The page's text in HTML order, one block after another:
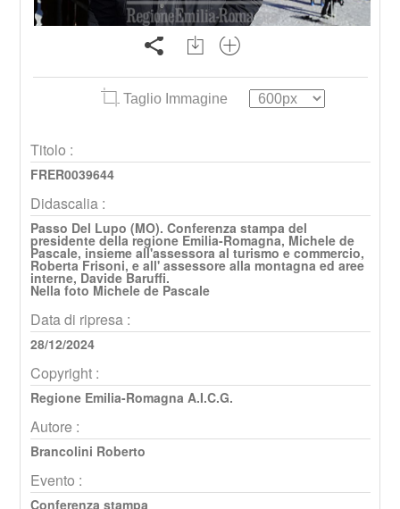
Taglio Immagine
Titolo :
FRER0039644
Didascalia :
Passo Del Lupo (MO). Conferenza stampa del
presidente della regione Emilia-Romagna, Michele de
Pascale, insieme all'assessora al turismo e commercio,
Roberta Frisoni, e all' assessore alla montagna ed aree
interne, Davide Baruffi.
Nella foto Michele de Pascale
Data di ripresa :
28/12/2024
Copyright :
Regione Emilia-Romagna A.I.C.G.
Autore :
Brancolini Roberto
Evento :
Conferenza stampa